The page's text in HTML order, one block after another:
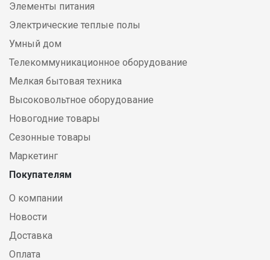
Элементы питания
Электрические теплые полы
Умный дом
Телекоммуникационное оборудование
Мелкая бытовая техника
Высоковольтное оборудование
Новогодние товары
Сезонные товары
Маркетинг
Покупателям
О компании
Новости
Доставка
Оплата